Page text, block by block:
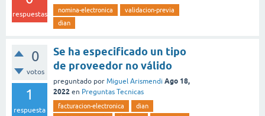
respuestas nomina-electronica
validacion-previa
dian
0
votos
1
respuesta
Se ha especificado un tipo
de proveedor no válido
preguntado por Miguel Arismendi Ago 18,
2022 en Preguntas Tecnicas
facturacion-electronica
dian